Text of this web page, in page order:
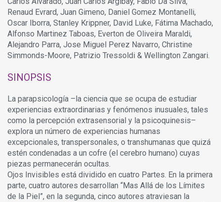
Renaud Evrard, Juan Gimeno, Daniel Gomez Montanelli,
Oscar Iborra, Stanley Krippner, David Luke, Fátima Machado,
Alfonso Martinez Taboas, Everton de Oliveira Maraldi,
Alejandro Parra, Jose Miguel Perez Navarro, Christine
Simmonds-Moore, Patrizio Tressoldi & Wellington Zangari.
SINOPSIS
La parapsicología –la ciencia que se ocupa de estudiar
experiencias extraordinarias y fenómenos inusuales, tales
como la percepción extrasensorial y la psicoquinesis–
explora un número de experiencias humanas
excepcionales, transpersonales, o transhumanas que quizá
estén condenadas a un cofre (el cerebro humano) cuyas
piezas permanecerán ocultas.
Ojos Invisibles está dividido en cuatro Partes. En la primera
parte, cuatro autores desarrollan “Mas Allá de los Límites
de la Piel”, en la segunda, cinco autores atraviesan la